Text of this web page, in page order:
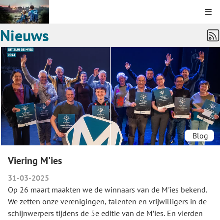
Nieuws
Blog
Viering M'ies
31-03-2025
Op 26 maart maakten we de winnaars van de M'ies bekend.
We zetten onze verenigingen, talenten en vrijwilligers in de
schijnwerpers tijdens de 5e editie van de M’ies. En vierden